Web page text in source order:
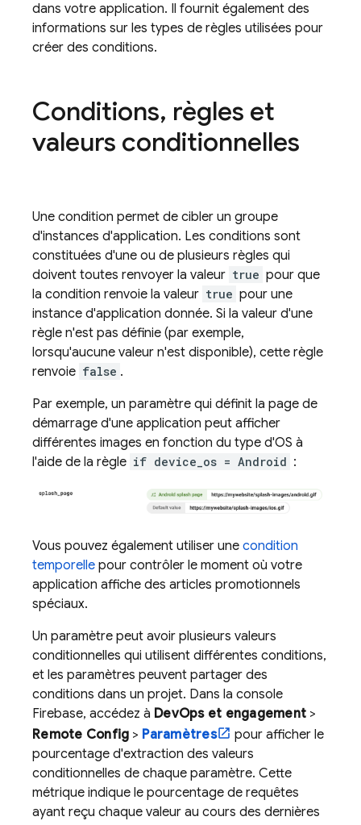
dans votre application. Il fournit également des
informations sur les types de règles utilisées pour
créer des conditions.
Conditions, règles et
valeurs conditionnelles
Une condition permet de cibler un groupe
d'instances d'application. Les conditions sont
constituées d'une ou de plusieurs règles qui
doivent toutes renvoyer la valeur true pour que
la condition renvoie la valeur true pour une
instance d'application donnée. Si la valeur d'une
règle n'est pas définie (par exemple,
lorsqu'aucune valeur n'est disponible), cette règle
renvoie false .
Par exemple, un paramètre qui définit la page de
démarrage d'une application peut afficher
différentes images en fonction du type d'OS à
l'aide de la règle if device_os = Android :
Vous pouvez également utiliser une condition
temporelle pour contrôler le moment où votre
application affiche des articles promotionnels
spéciaux.
Un paramètre peut avoir plusieurs valeurs
conditionnelles qui utilisent différentes conditions,
et les paramètres peuvent partager des
conditions dans un projet. Dans la console
Firebase, accédez à DevOps et engagement >
Remote Config > Paramètres
pour afficher le
pourcentage d'extraction des valeurs
conditionnelles de chaque paramètre. Cette
métrique indique le pourcentage de requêtes
ayant reçu chaque valeur au cours des dernières